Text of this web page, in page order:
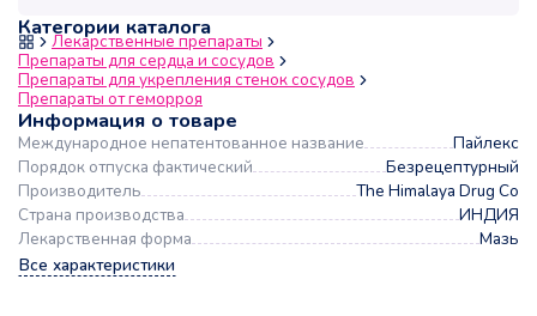
Категории каталога
Лекарственные препараты
Препараты для сердца и сосудов
Препараты для укрепления стенок сосудов
Препараты от геморроя
Информация о товаре
Международное непатентованное название
Пайлекс
Порядок отпуска фактический
Безрецептурный
Производитель
The Himalaya Drug Co
Страна производства
ИНДИЯ
Лекарственная форма
Мазь
Все характеристики